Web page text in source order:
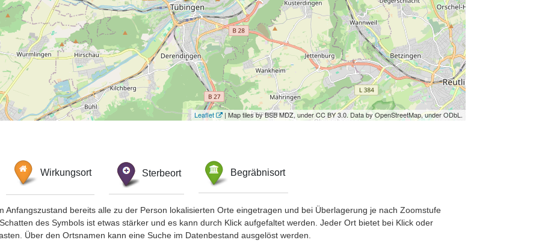
Leaflet | Map tiles by BSB MDZ, under CC BY 3.0. Data by OpenStreetMap, under ODbL.
Wirkungsort Sterbeort Begräbnisort
Anfangszustand bereits alle zu der Person lokalisierten Orte eingetragen und bei Überlagerung je nach Zoomstufe
des Symbols ist etwas stärker und es kann durch Klick aufgefaltet werden. Jeder Ort bietet bei Klick oder
Über den Ortsnamen kann eine Suche im Datenbestand ausgelöst werden.